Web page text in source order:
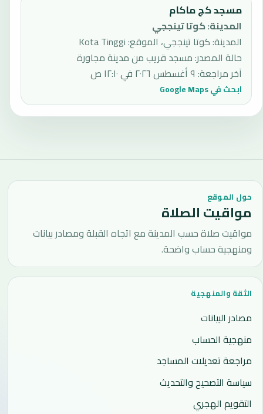
مسجد كج ماكام
المدينة:كوتا تينججي
المدينة: كوتا تينججي، الموقع: Kota Tinggi
حالة المصدر:مسجد قريب من مدينة مجاورة
آخر مراجعة: ٩ أغسطس ٢٠٢٦ في ١٢:١٠ ص
ابحث في Google Maps
حول الموقع
مواقيت الصلاة
مواقيت صلاة حسب المدينة مع اتجاه القبلة ومصادر بيانات
ومنهجية حساب واضحة.
الثقة والمنهجية
مصادر البيانات
منهجية الحساب
مراجعة تعديلات المساجد
سياسة التصحيح والتحديث
التقويم الهجري